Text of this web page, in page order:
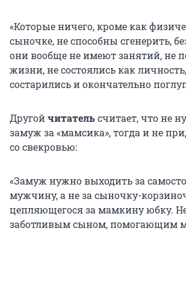
«Которые ничего, кроме как
сыночке, не способны сгенерить,
они вообще не имеют занятий, не
жизни, не состоялись как
состарились и окончательно
Другойчитательсчитает, что не
замуж за «мамсика», тогда и не
со свекровью:
«Замуж нужно выходить за
мужчину, а не за сыночку-
цепляющегося за мамкину юбку.
заботливым сыном, помогающим